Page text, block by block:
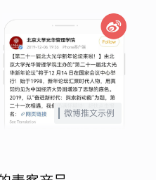
微博推文示例